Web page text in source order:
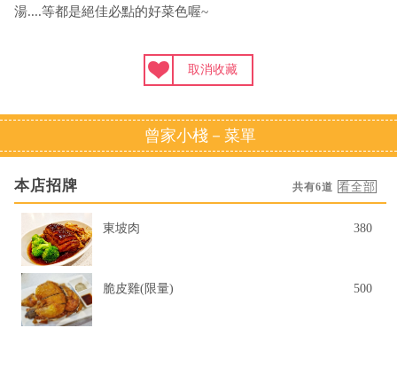
湯....等都是絕佳必點的好菜色喔~
取消收藏
曾家小棧－菜單
本店招牌 共有6道
東坡肉 380
脆皮雞(限量) 500